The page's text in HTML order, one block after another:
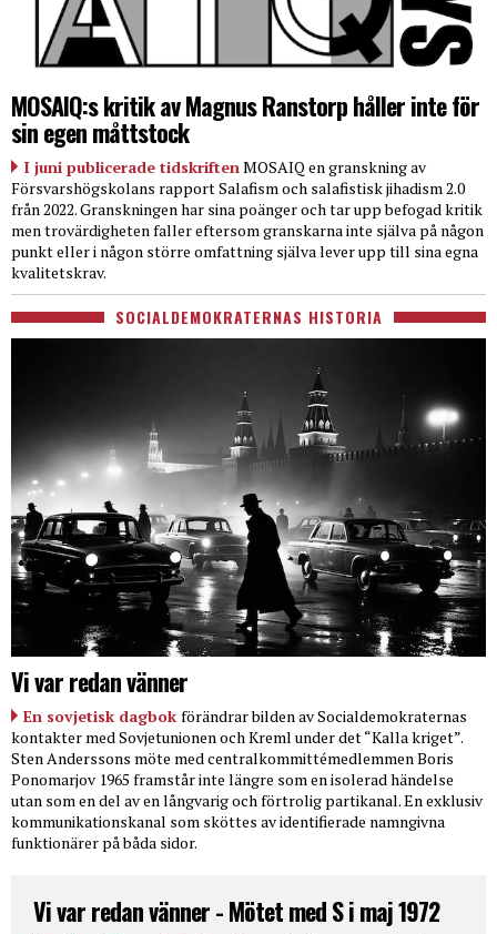
MOSAIQ:s kritik av Magnus Ranstorp håller inte för
sin egen måttstock
I juni publicerade tidskriften MOSAIQ en granskning av
Försvarshögskolans rapport Salafism och salafistisk jihadism 2.0
från 2022. Granskningen har sina poänger och tar upp befogad kritik
men trovärdigheten faller eftersom granskarna inte själva på någon
punkt eller i någon större omfattning själva lever upp till sina egna
kvalitetskrav.
SOCIALDEMOKRATERNAS HISTORIA
Vi var redan vänner
En sovjetisk dagbok förändrar bilden av Socialdemokraternas
kontakter med Sovjetunionen och Kreml under det “Kalla kriget”.
Sten Anderssons möte med centralkommittémedlemmen Boris
Ponomarjov 1965 framstår inte längre som en isolerad händelse
utan som en del av en långvarig och förtrolig partikanal. En exklusiv
kommunikationskanal som sköttes av identifierade namngivna
funktionärer på båda sidor.
Vi var redan vänner - Mötet med S i maj 1972